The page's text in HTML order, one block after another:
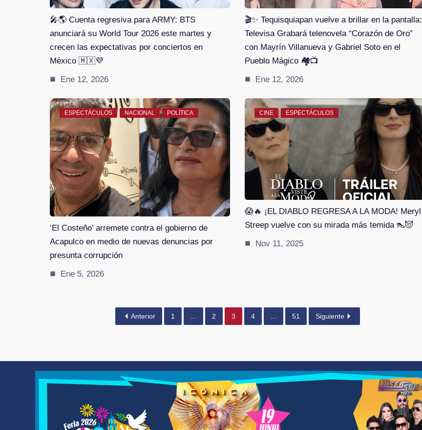
🎤🌎 Cuenta regresiva para ARMY: BTS
anunciará su World Tour 2026 este martes y
crecen las expectativas por conciertos en
México 🇲🇽💜
Ene 12, 2026
🎬✨ Tequisquiapan vuelve a brillar en la pantalla:
Televisa Grabará telenovela “Corazón de Oro”
con Mayrín Villanueva y Gabriel Soto en el
Pueblo Mágico 🏘️📺
Ene 12, 2026
ESPECTÁCULOS NACIONAL POLÍTICA
‘El Costeño’ arremete contra el gobierno de
Acapulco en medio de nuevas denuncias por
presunta corrupción
Ene 5, 2026
CINE ESPECTÁCULOS
😱🔥 ¡EL DIABLO REGRESA A LA MODA! Meryl
Streep vuelve con su mirada más temida 👠😈
Nov 11, 2025
Anterior 1 2 3 4 51 Siguiente